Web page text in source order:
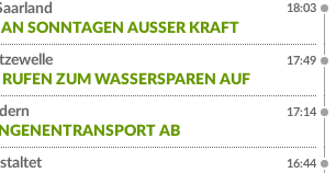
SONNTAGEN AUSSER KRAFT
18:03
ZUM WASSERSPAREN AUF
17:49
AB
17:14
16:44